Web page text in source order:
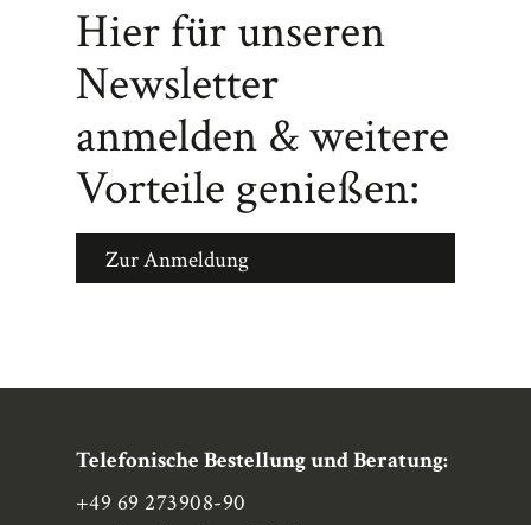
Hier für unseren
Newsletter
anmelden & weitere
Vorteile genießen:
Zur Anmeldung
Telefonische Bestellung und Beratung:
+49 69 273908-90